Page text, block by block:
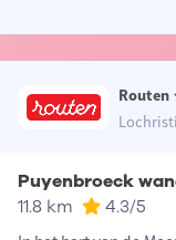
Routen
Puyenbroeck
11.8 km 4.3/5